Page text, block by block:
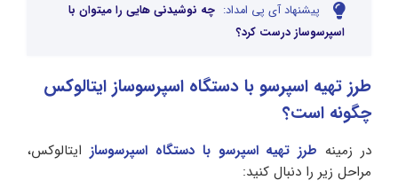
پیشنهاد آی پی امداد: چه نوشیدنی هایی را میتوان با
اسپرسوساز درست کرد؟
طرز تهیه اسپرسو با دستگاه اسپرسوساز ایتالوکس
چگونه است؟
در زمینه طرز تهیه اسپرسو با دستگاه اسپرسوساز ایتالوکس،
مراحل زیر را دنبال کنید: